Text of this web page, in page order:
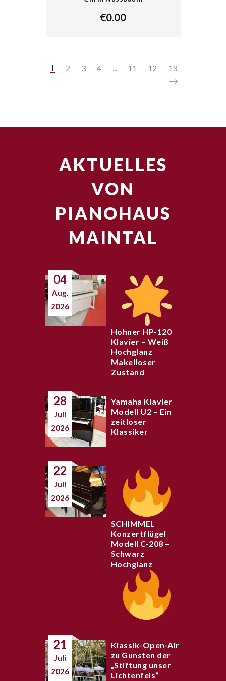
€0.00
1 2 3 4 … 11 12 13
AKTUELLES
VON
PIANOHAUS
MAINTAL
04
Aug.
2026
Hohner HP-120
Klavier – Weiß
Hochglanz
Makelloser
Zustand
28
Juli
2026
Yamaha Klavier
Modell U2 – Ein
zeitloser
Klassiker
22
Juli
2026
SCHIMMEL
Konzertflügel
Modell C-208 –
Schwarz
Hochglanz
21
Juli
2026
Klassik-Open-Air
zu Gunsten der
„Stiftung unser
Lichtenfels“